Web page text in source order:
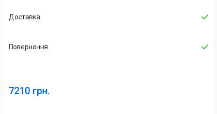
Доставка
Повернення
7210 грн.